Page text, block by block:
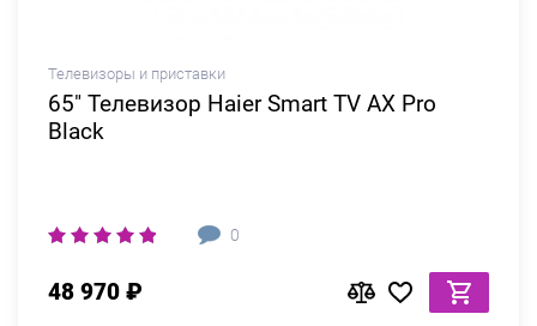
Телевизоры и приставки
65" Телевизор Haier Smart TV AX Pro
Black
0
48 970 ₽